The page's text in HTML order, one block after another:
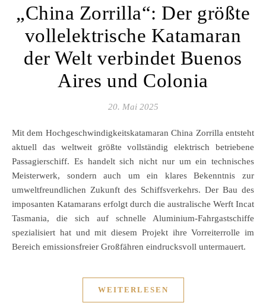
„China Zorrilla“: Der größte
vollelektrische Katamaran
der Welt verbindet Buenos
Aires und Colonia
20. Mai 2025
Mit dem Hochgeschwindigkeitskatamaran China Zorrilla entsteht
aktuell das weltweit größte vollständig elektrisch betriebene
Passagierschiff. Es handelt sich nicht nur um ein technisches
Meisterwerk, sondern auch um ein klares Bekenntnis zur
umweltfreundlichen Zukunft des Schiffsverkehrs. Der Bau des
imposanten Katamarans erfolgt durch die australische Werft Incat
Tasmania, die sich auf schnelle Aluminium-Fahrgastschiffe
spezialisiert hat und mit diesem Projekt ihre Vorreiterrolle im
Bereich emissionsfreier Großfähren eindrucksvoll untermauert.
WEITERLESEN